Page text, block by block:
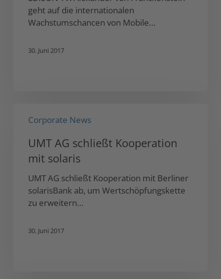
geht auf die internationalen
Wachstumschancen von Mobile…
30. Juni 2017
Kooperation
Corporate News
UMT AG schließt Kooperation
mit solaris
UMT AG schließt Kooperation mit Berliner
solarisBank ab, um Wertschöpfungskette
zu erweitern…
30. Juni 2017